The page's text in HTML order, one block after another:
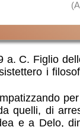
C. Figlio
i
quelli, di
e a Delo,